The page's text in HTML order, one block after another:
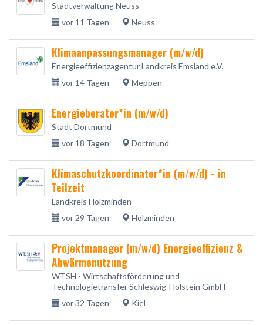
Stadtverwaltung Neuss
vor 11 Tagen
Neuss
Klimaanpassungsmanager (m/w/d)
Energieeffizienzagentur Landkreis Emsland e.V.
vor 14 Tagen
Meppen
Energieberater*in (m/w/d)
Stadt Dortmund
vor 18 Tagen
Dortmund
Klimaschutzkoordinator*in (m/w/d) - in
Teilzeit
Landkreis Holzminden
vor 29 Tagen
Holzminden
Projektmanager (m/w/d) Energieeffizienz &
Abwärmenutzung
WTSH - Wirtschaftsförderung und
Technologietransfer Schleswig-Holstein GmbH
vor 32 Tagen
Kiel